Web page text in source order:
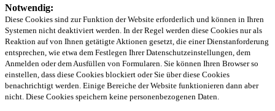
Notwendig:
Diese Cookies sind zur Funktion der Website erforderlich und können in Ihren
Systemen nicht deaktiviert werden. In der Regel werden diese Cookies nur als
Reaktion auf von Ihnen getätigte Aktionen gesetzt, die einer Dienstanforderung
entsprechen, wie etwa dem Festlegen Ihrer Datenschutzeinstellungen, dem
Anmelden oder dem Ausfüllen von Formularen. Sie können Ihren Browser so
einstellen, dass diese Cookies blockiert oder Sie über diese Cookies
benachrichtigt werden. Einige Bereiche der Website funktionieren dann aber
nicht. Diese Cookies speichern keine personenbezogenen Daten.